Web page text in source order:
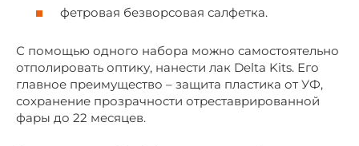
фетровая безворсовая салфетка.
С помощью одного набора можно самостоятельно
отполировать оптику, нанести лак Delta Kits. Его
главное преимущество – защита пластика от УФ,
сохранение прозрачности отреставрированной
фары до 22 месяцев.